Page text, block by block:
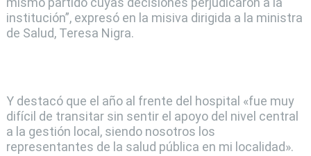
institución”, expresó en la misiva dirigida a la ministra
de Salud, Teresa Nigra.
Y destacó que el año al frente del hospital «fue muy
difícil de transitar sin sentir el apoyo del nivel central
a la gestión local, siendo nosotros los
representantes de la salud pública en mi localidad».